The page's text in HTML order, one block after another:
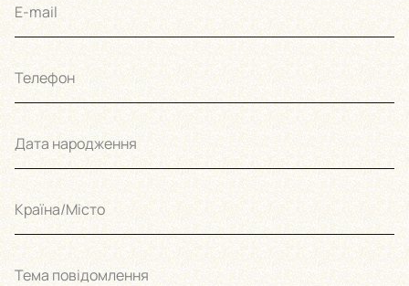
E-mail
Телефон
Дата народження
Країна/Місто
Тема повідомлення